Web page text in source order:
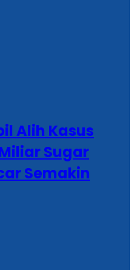
Alih Kasus
Sugar
Semakin